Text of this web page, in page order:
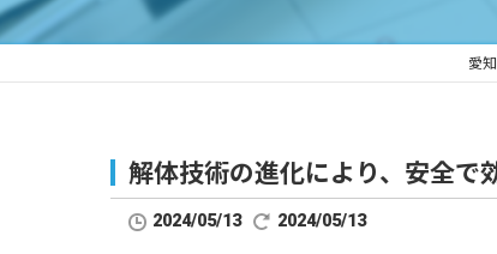
愛
解体技術の進化により、安全で
2024/05/13 2024/05/13